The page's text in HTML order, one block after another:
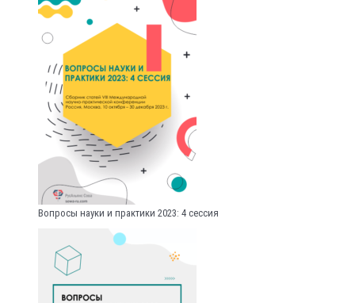
Вопросы науки и практики 2023: 4 сессия